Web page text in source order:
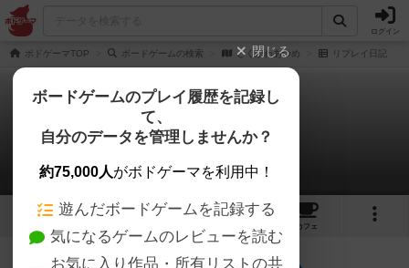
ログイン
ボドゲーマTOP ボードゲームの検索 とくがわあつめ リプレイ日記
とくがわあつめ
0件のリプレイ日記
カフェ
閉じる
ボードゲームのプレイ履歴を記録し
て、
自分のデータを管理しませんか？
約75,000人がボドゲーマを利用中！
遊んだボードゲームを記録する
気になるゲームのレビューを読む
お気に入り作品・所有リストの共